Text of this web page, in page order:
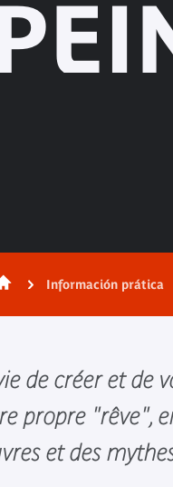
Información prática
de créer et de
propre "rêve",
et des